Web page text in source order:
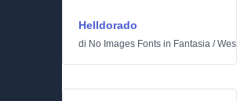
Helldorado
di No Images Fonts in Fantasia /